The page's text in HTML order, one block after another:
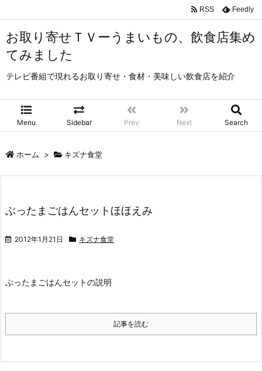
お取り寄せＴＶーうまいもの、飲食店集め
てみました
テレビ番組で現れるお取り寄せ・食材・美味しい飲食店を紹介
Menu Sidebar Prev Next Search
RSS Feedly
ホーム > キズナ食堂
ぶったまごはんセットほほえみ
2012年1月21日 キズナ食堂
ぶったまごはんセットの説明
記事を読む